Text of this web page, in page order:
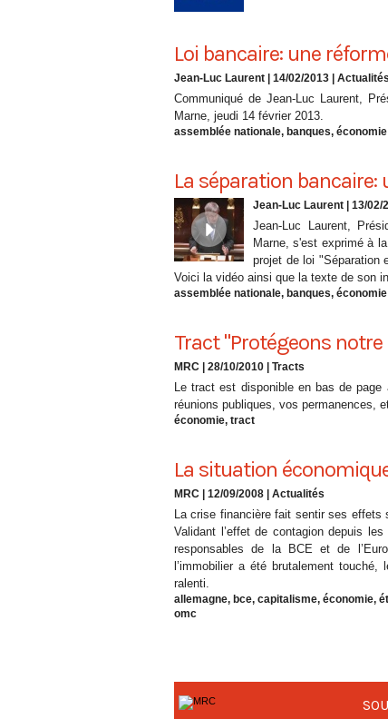
Loi bancaire: une
Jean-Luc Laurent | 14/02/2013 Actualités
Communiqué de Jean-Luc Laurent,
Marne, jeudi 14 février 2013.
assemblée nationale, banques, économie
La séparation
Jean-Luc Laurent | 13/02/
Jean-Luc Laurent,
Marne, s'est exprimé à
projet de loi "Séparation
Voici la vidéo ainsi que la texte de son
assemblée nationale, banques, économie
Tract "Protégeons
MRC | 28/10/2010 Tracts
Le tract est disponible en bas de
réunions publiques, vos permanences,
économie, tract
La situation
MRC | 12/09/2008 Actualités
La crise financière fait sentir ses effets
Validant l’effet de contagion depuis
responsables de la BCE et de
l’immobilier a été brutalement
ralenti.
allemagne, bce, capitalisme, économie,
omc